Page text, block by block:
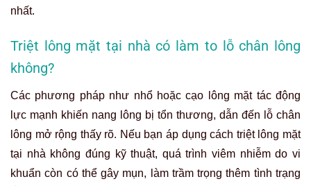
nhất.
Triệt lông mặt tại nhà có làm to lỗ chân lông
không?
Các phương pháp như nhổ hoặc cạo lông mặt tác động
lực mạnh khiến nang lông bị tổn thương, dẫn đến lỗ chân
lông mở rộng thấy rõ. Nếu bạn áp dụng cách triệt lông mặt
tại nhà không đúng kỹ thuật, quá trình viêm nhiễm do vi
khuẩn còn có thể gây mụn, làm trầm trọng thêm tình trạng